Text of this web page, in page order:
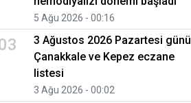
5 Ağu 2026 - 00:16
3 Ağustos 2026 Pazartesi günü
Çanakkale ve Kepez eczane
listesi
3 Ağu 2026 - 00:02